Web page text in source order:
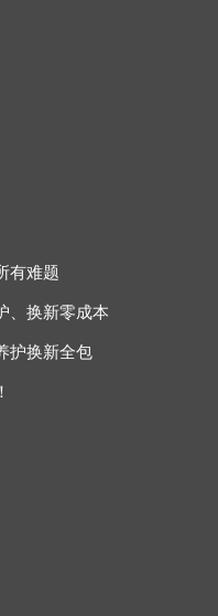
有难题
、换新零成本
护换新全包